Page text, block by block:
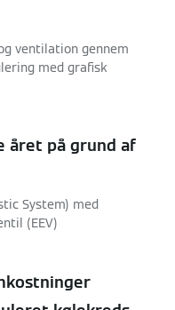
ventilation gennem
med grafisk
året på grund af
System) med
(EEV)